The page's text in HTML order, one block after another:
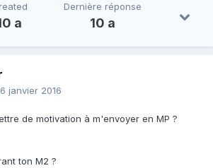
a
Dernière réponse
10 a
janvier 2016
de motivation à m'envoyer en MP ?
ton M2 ?